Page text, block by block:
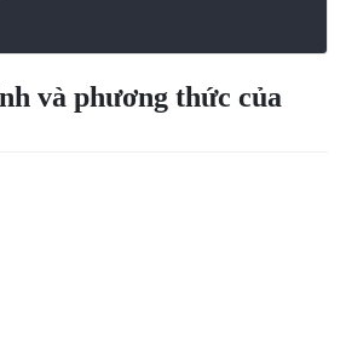
và phương thức của